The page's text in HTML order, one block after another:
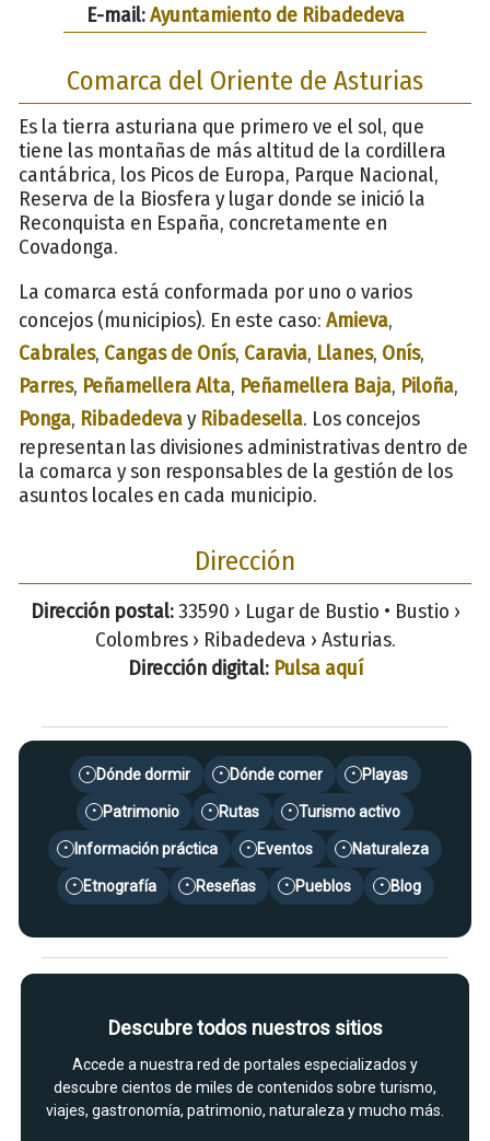
E-mail:Ayuntamiento de Ribadedeva
Comarca del Oriente de Asturias
Es la tierra asturiana que primero ve el sol, que
tiene las montañas de más altitud de la cordillera
cantábrica, los Picos de Europa, Parque Nacional,
Reserva de la Biosfera y lugar donde se inició la
Reconquista en España, concretamente en
Covadonga.
La comarca está conformada por uno o varios
concejos (municipios). En este caso: Amieva,
Cabrales, Cangas de Onís, Caravia, Llanes, Onís,
Parres, Peñamellera Alta, Peñamellera Baja, Piloña,
Ponga, Ribadedevay Ribadesella. Los concejos
representan las divisiones administrativas dentro de
la comarca y son responsables de la gestión de los
asuntos locales en cada municipio.
Dirección
Dirección postal:33590 › Lugar de Bustio • Bustio ›
Colombres › Ribadedeva › Asturias.
Dirección digital: Pulsa aquí
• Dónde dormir • Dónde comer • Playas
• Patrimonio • Rutas • Turismo activo
• Información práctica • Eventos • Naturaleza
• Etnografía • Reseñas • Pueblos • Blog
Descubre todos nuestros sitios
Accede a nuestra red de portales especializados y
descubre cientos de miles de contenidos sobre turismo,
viajes, gastronomía, patrimonio, naturaleza y mucho más.